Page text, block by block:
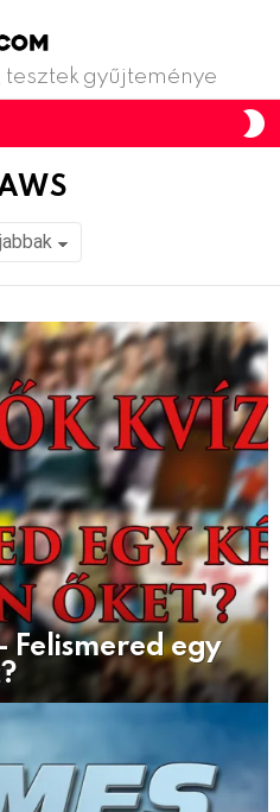
tesztek gyűjteménye
Felismered egy